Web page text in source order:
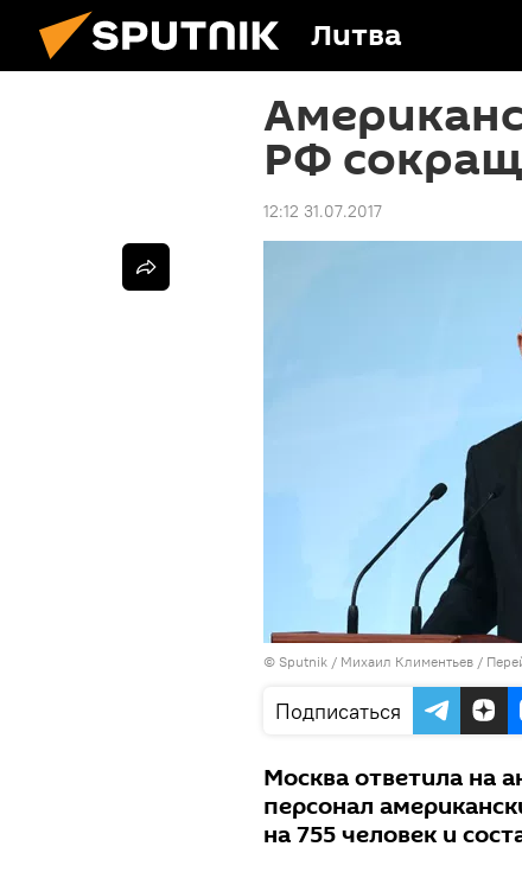
Литва
РФ
12:12 31.07.2017
© Sputnik / Михаил Климентьев /
Подписаться
Москва ответила на
персонал
на 755 человек и